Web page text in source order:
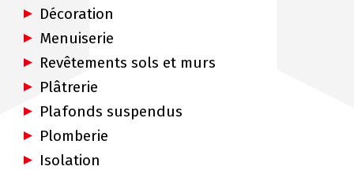
Décoration
Menuiserie
Revêtements sols et murs
Plâtrerie
Plafonds suspendus
Plomberie
Isolation